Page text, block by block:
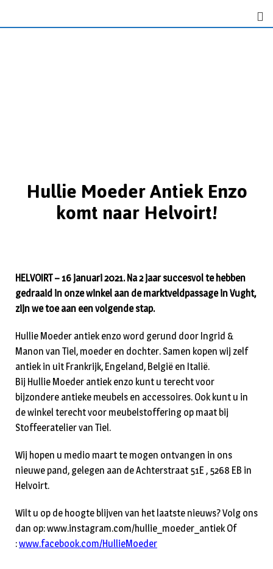
Hullie Moeder Antiek Enzo
komt naar Helvoirt!
HELVOIRT – 16 januari 2021. Na 2 jaar succesvol te hebben
gedraaid in onze winkel aan de marktveldpassage in Vught,
zijn we toe aan een volgende stap.
Hullie Moeder antiek enzo word gerund door Ingrid &
Manon van Tiel, moeder en dochter. Samen kopen wij zelf
antiek in uit Frankrijk, Engeland, België en Italië.
Bij Hullie Moeder antiek enzo kunt u terecht voor
bijzondere antieke meubels en accessoires. Ook kunt u in
de winkel terecht voor meubelstoffering op maat bij
Stoffeeratelier van Tiel.
Wij hopen u medio maart te mogen ontvangen in ons
nieuwe pand, gelegen aan de Achterstraat 51E , 5268 EB in
Helvoirt.
Wilt u op de hoogte blijven van het laatste nieuws? Volg ons
dan op: www.instagram.com/hullie_moeder_antiek Of
:www.facebook.com/HullieMoeder